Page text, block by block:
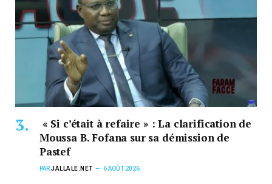
« Si c’était à refaire » : La clarification de
Moussa B. Fofana sur sa démission de
Pastef
PARJALLALE.NET 6 AOÛT 2026